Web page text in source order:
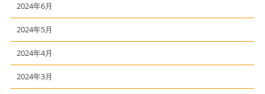
2024年6月
2024年5月
2024年4月
2024年3月